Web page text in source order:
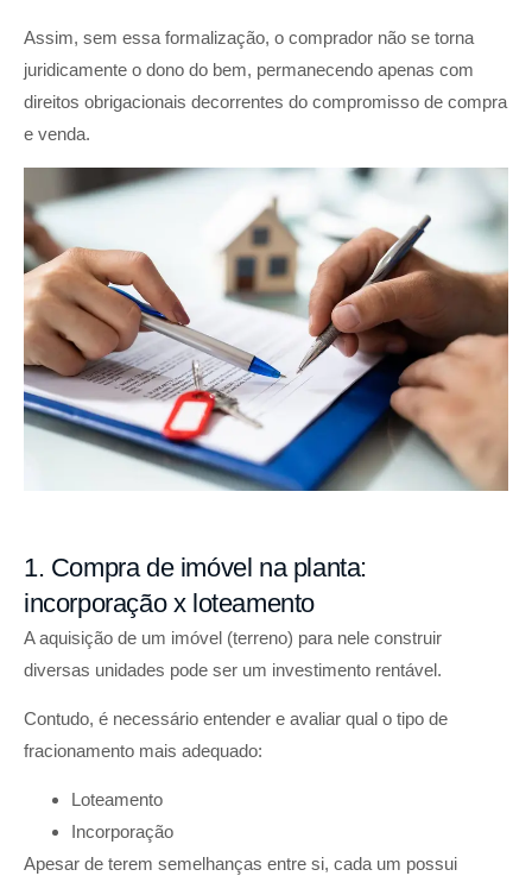
Assim, sem essa formalização, o comprador não se torna
juridicamente o dono do bem, permanecendo apenas com
direitos obrigacionais decorrentes do compromisso de compra
e venda.
1. Compra de imóvel na planta:
incorporação x loteamento
A aquisição de um imóvel (terreno) para nele construir
diversas unidades pode ser um investimento rentável.
Contudo, é necessário entender e avaliar qual o tipo de
fracionamento mais adequado:
Loteamento
Incorporação
Apesar de terem semelhanças entre si, cada um possui